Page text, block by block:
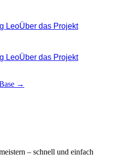
LeoÜber das Projekt
LeoÜber das Projekt
Tool in der Übersicht
→
– schnell und einfach